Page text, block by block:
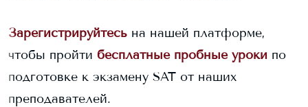
Зарегистрируйтесь на нашей платформе,
чтобы пройти бесплатные пробные уроки по
подготовке к экзамену SAT от наших
преподавателей.